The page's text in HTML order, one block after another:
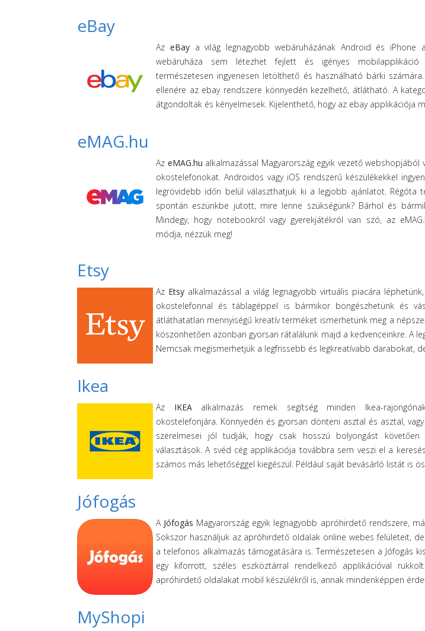
eBay
Az eBaya világ legnagyobb webáruházának Android és iPhone
webáruháza sem létezhet fejlett és igényes mobilapplikáció
természetesen ingyenesen letölthető és használható bárki
ellenére az ebay rendszere könnyedén kezelhető, átlátható. A
átgondoltak és kényelmesek. Kijelenthető, hogy az ebay applikációja
eMAG.hu
Az eMAG.hu alkalmazással Magyarország egyik vezető
okostelefonokat. Androidos vagy iOS rendszerű készülékekkel
legrövidebb időn belül választhatjuk ki a legjobb ajánlatot. Régóta
spontán eszünkbe jutott, mire lenne szükségünk? Bárhol és
Mindegy, hogy notebookról vagy gyerekjátékról van szó, az
módja, nézzük meg!
Etsy
Az Etsy alkalmazással a világ legnagyobb virtuális piacára
okostelefonnal és táblagéppel is bármikor böngészhetünk és
átláthatatlan mennyiségű kreatív terméket ismerhetünk meg a
köszönhetően azonban gyorsan rátalálunk majd a kedvenceinkre. A
Nemcsak megismerhetjük a legfrissebb és legkreatívabb darabokat,
Ikea
Az IKEAalkalmazás remek segítség minden Ikea-
okostelefonjára. Könnyedén és gyorsan dönteni asztal és asztal,
szerelmesei jól tudják, hogy csak hosszú bolyongást
választások. A svéd cég applikációja továbbra sem veszi el a
számos más lehetőséggel kiegészül. Például saját bevásárló listát is
Jófogás
A Jófogás Magyarország egyik legnagyobb apróhirdető rendszere,
Sokszor használjuk az apróhirdető oldalak online webes felületeit,
a telefonos alkalmazás támogatására is. Természetesen a Jófogás
egy kiforrott, széles eszköztárral rendelkező applikációval
apróhirdető oldalakat mobil készülékről is, annak mindenképpen
MyShopi